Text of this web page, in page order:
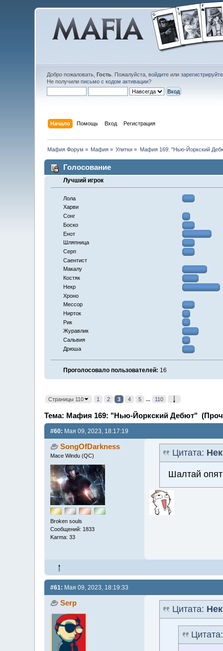
Добро пожаловать, Гость. Пожалуйста, войдитеили
Не получили письмо с кодом активации?
Начало Помощь Вход Регистрация
Мафия Форум » Мафия » Улитки » Мафия 169: "Нью-Йоркский
Голосование
Лучший игрок
Лола
Харви
Сонг
Боско
Енот
Шляпница
Серп
Саентист
Макалу
Костяк
Некр
Хроно
Мессор
Нирток
Рик
Журавлик
Сальвия
Дрюша
Проголосовало пользователей: 16
Страницы 110 1 2 3 4 5 ... 110
Тема: Мафия 169: "Нью-Йоркский Дебют"
#60: Мая 09, 2023, 18:17:19
SongOfDarkness
Mace Windu (QC)
Broken souls
Сообщений: 1833
Karma: 33
Цитата:
Шалтай
#61: Мая 09, 2023, 18:19:33
Serp
Цитата: